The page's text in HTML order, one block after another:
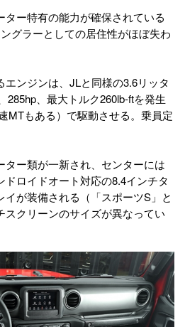
ー特有の能力が確保されている
グラーとしての居住性がほぼ失わ
ンジンは、JLと同様の3.6リッタ
285hp、最大トルク260lb-ftを発生
MTもある）で駆動させる。乗員定
ー類が一新され、センターには
ロイドオート対応の8.4インチタ
イが装備される（「スポーツS」と
スクリーンのサイズが異なってい